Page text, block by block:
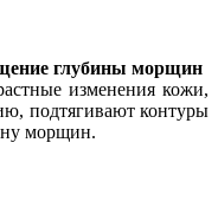
глубины морщин
изменения кожи,
подтягивают контуры
морщин.